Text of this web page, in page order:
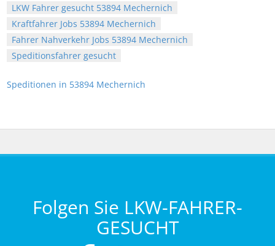
LKW Fahrer gesucht 53894 Mechernich
Kraftfahrer Jobs 53894 Mechernich
Fahrer Nahverkehr Jobs 53894 Mechernich
Speditionsfahrer gesucht
Speditionen in 53894 Mechernich
Folgen Sie LKW-FAHRER-
GESUCHT